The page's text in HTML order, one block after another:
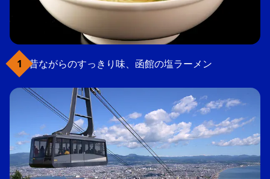
昔ながらのすっきり味、函館の塩ラーメン